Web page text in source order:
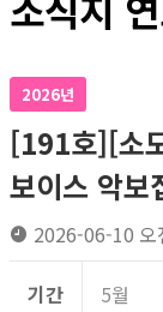
2026년
[191호][소
보이스 악보
2026-06-10
기간 5월